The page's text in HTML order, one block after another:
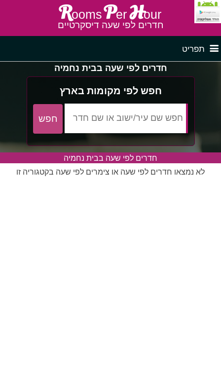
Rooms PerHour
חדרים לפי שעה דיסקרטיים
תפריט
לפי איזור
חדרים לפי שעה במישור החוףפרסם באתר
חדרים לפי שעה במרכז
חדרים לפי שעה בדרום
חדרים לפי שעה בבית נחמיה
חפש לפי מקומות בארץ
חדרים לפי שעה בבית נחמיה
לא נמצאו חדרים לפי שעה או צימרים לפי שעה בקטגוריה זו